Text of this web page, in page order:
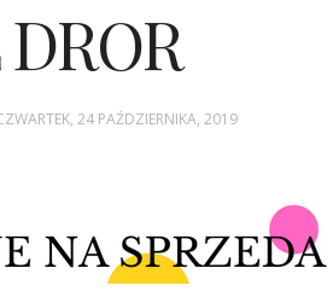
24 PAŹDZIERNIKA, 2019